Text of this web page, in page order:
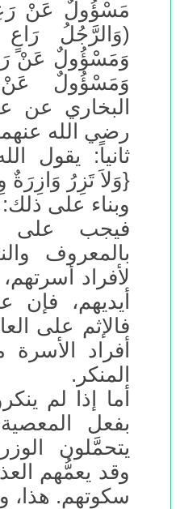
مَسْؤُولٌ عَنْ
(وَالرَّجُلُ
وَمَسْؤُولٌ عَنْ
وَمَسْؤُولٌ عَنْ
البخاري عن
رضي الله
ثانياً: يقول
{وَلاَ تَزِرُ
وبناء على ذلك:
فيجب على
بالمعروف
لأفراد
أيديهم،
فالإثم على
أفراد الأسرة
المنكر.
أما إذا لم
بفعل
يتحمَّلون
وقد يعمُّهم
سكوتهم. هذا،